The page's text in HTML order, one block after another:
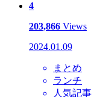
4
203,866 Views
2024.01.09
まとめ
ランチ
人気記事